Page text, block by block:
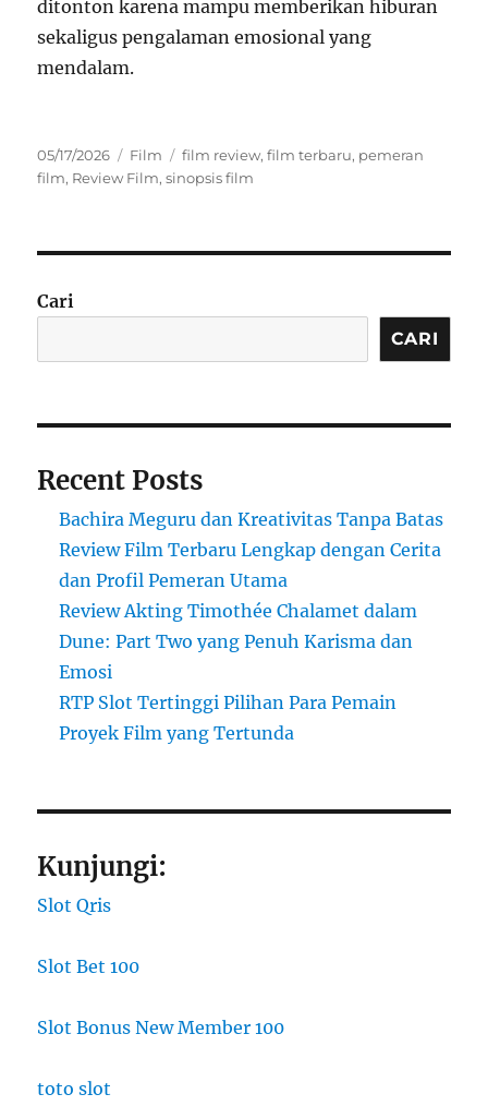
ditonton karena mampu memberikan hiburan
sekaligus pengalaman emosional yang
mendalam.
Posted
on
05/17/2026 Categories
Film Tags
film review,film terbaru, pemeran
film, Review Film,sinopsis film
Cari
CARI
Recent Posts
Bachira Meguru dan Kreativitas Tanpa Batas
Review Film Terbaru Lengkap dengan Cerita
dan Profil Pemeran Utama
Review Akting Timothée Chalamet dalam
Dune: Part Two yang Penuh Karisma dan
Emosi
RTP Slot Tertinggi Pilihan Para Pemain
Proyek Film yang Tertunda
Kunjungi:
Slot Qris
Slot Bet 100
Slot Bonus New Member 100
toto slot